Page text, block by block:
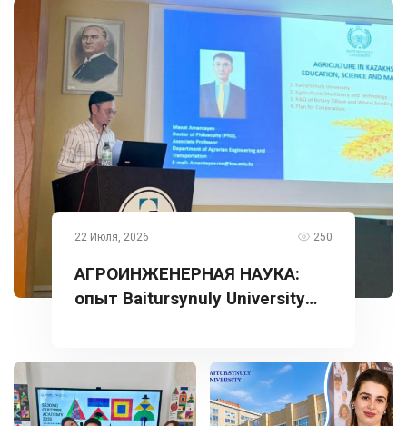
22 Июля, 2026 250
АГРОИНЖЕНЕРНАЯ НАУКА:
опыт Baitursynuly University